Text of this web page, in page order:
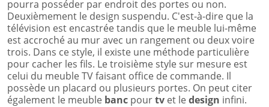
pourra posséder par endroit des portes ou non.
Deuxièmement le design suspendu. C'est-à-dire que la
télévision est encastrée tandis que le meuble lui-même
est accroché au mur avec un rangement ou deux voire
trois. Dans ce style, il existe une méthode particulière
pour cacher les fils. Le troisième style sur mesure est
celui du meuble TV faisant office de commande. Il
possède un placard ou plusieurs portes. On peut citer
également le meuble banc pourtv et ledesign infini.